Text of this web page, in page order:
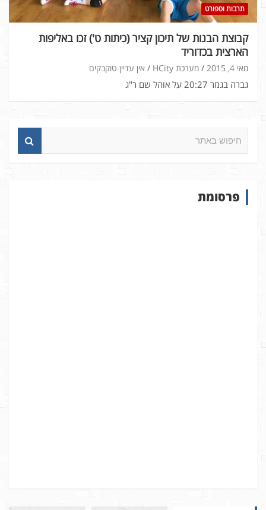
תרבות וספורט
קבוצת הבנות של תיכון קציר (כיתות ט') זכו באליפות
הארצית בכדוריד
מאי 4, 2015 מערכת HCity אין עדיין טוקבקים
גברה בגמר 20:27 על אוהל שם ר"ג
א
פרסומת